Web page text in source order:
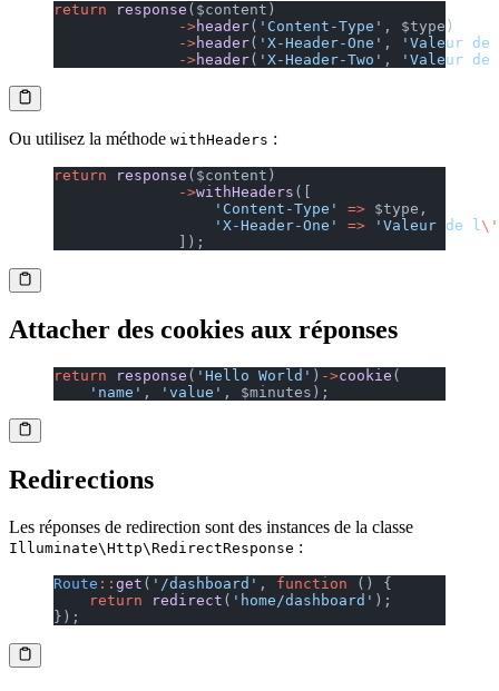
return response ($content)
              ->
header( 'Content-Type' , $type)
              ->
header( 'X-Header-One' ,
'Valeur
              ->
header( 'X-Header-Two' , 'Valeur
Ou utilisez la méthode withHeaders :
return response ($content)
              ->
withHeaders ([
                  'Content-Type'
=> $type,
                  'X-Header-One'
=> 'Valeur de l \'
              ]);
Attacher des cookies aux réponses
return response ( 'Hello World' ) ->cookie (
    'name'
, 'value' , $minutes);
Redirections
Les réponses de redirection sont des instances de la classe
Illuminate\Http\RedirectResponse :
Route :: get ( '/dashboard' , function () {
    return
redirect ( 'home/dashboard' );
});